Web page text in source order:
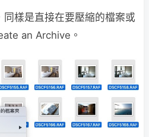
樣是直接在要壓縮的檔案或
an Archive。